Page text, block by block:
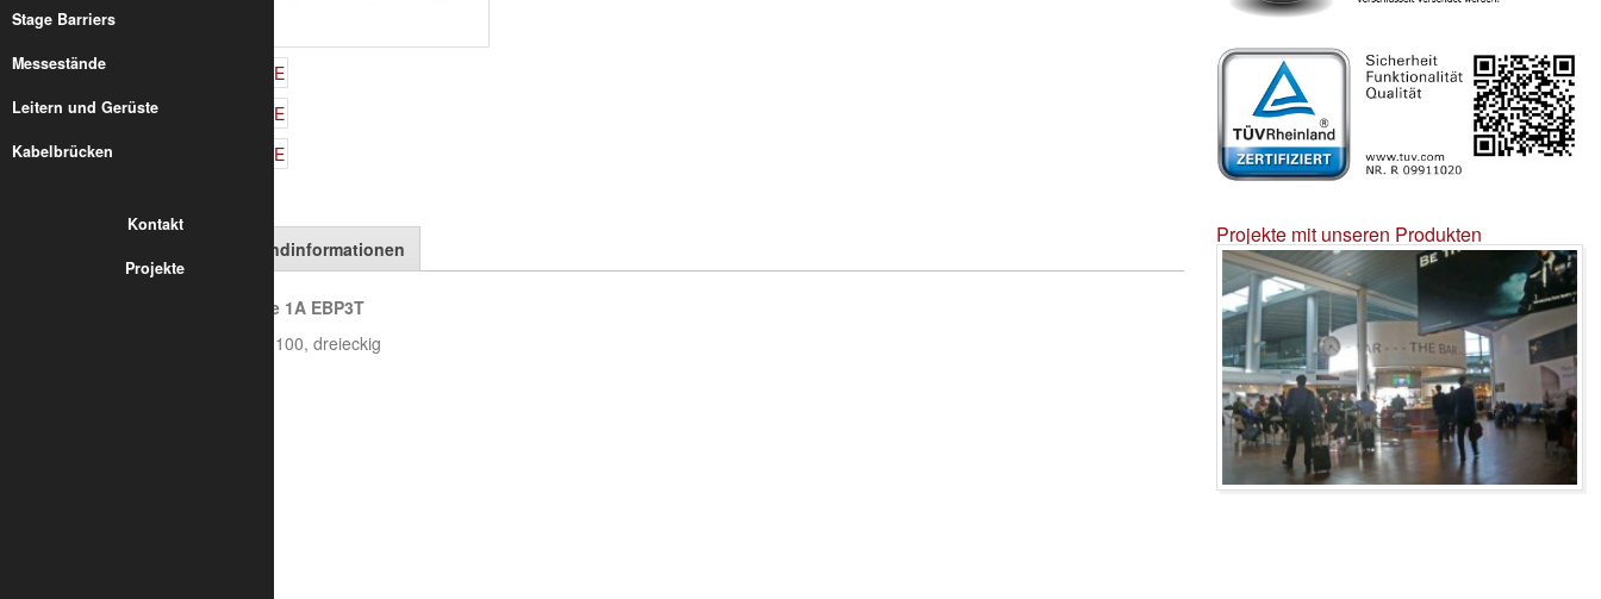
Stage Barriers
Messestände
Leitern und Gerüste
Kabelbrücken
Kontakt
Projekte
Versandinformationen
Trilite 100 - 3-Punkt Bodenplatte 1A EBP3T
Verlängerte Bodenplatte für Trilite 100, dreieckig
Projekte mit unseren Produkten